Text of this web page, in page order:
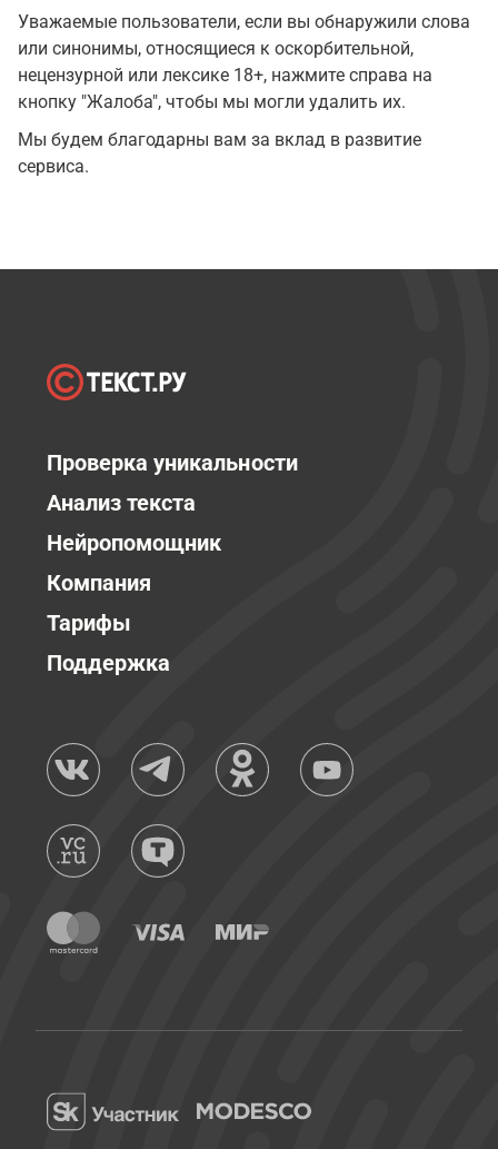
Уважаемые пользователи, если вы обнаружили слова
или синонимы, относящиеся к оскорбительной,
нецензурной или лексике 18+, нажмите справа на
кнопку "Жалоба", чтобы мы могли удалить их.
Мы будем благодарны вам за вклад в развитие
сервиса.
Проверка уникальности
Анализ текста
Нейропомощник
Компания
Тарифы
Поддержка